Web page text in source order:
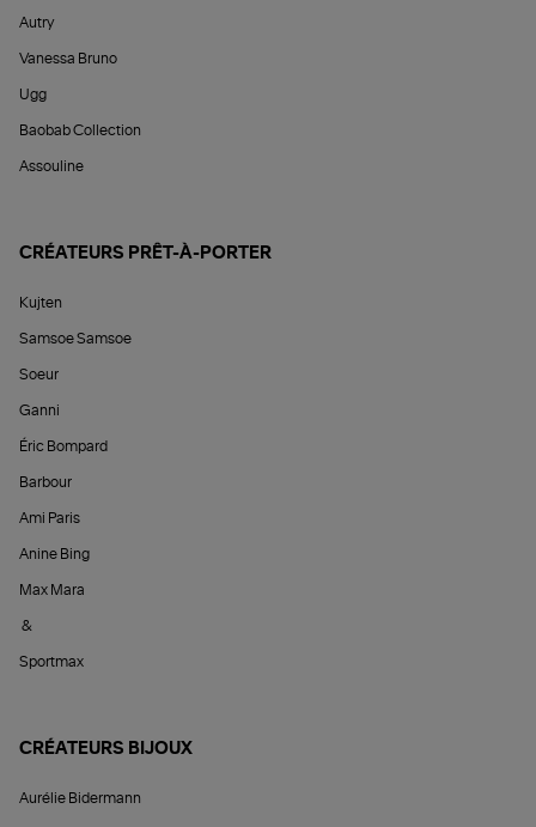
Autry
Vanessa Bruno
Ugg
Baobab Collection
Assouline
CRÉATEURS PRÊT-À-PORTER
Kujten
Samsoe Samsoe
Soeur
Ganni
Éric Bompard
Barbour
Ami Paris
Anine Bing
Max Mara
&
Sportmax
CRÉATEURS BIJOUX
Aurélie Bidermann